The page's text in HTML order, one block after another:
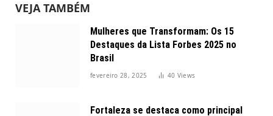
VEJA TAMBÉM
Mulheres que Transformam: Os 15
Destaques da Lista Forbes 2025 no
Brasil
fevereiro 28, 2025 40 Views
Fortaleza se destaca como principal